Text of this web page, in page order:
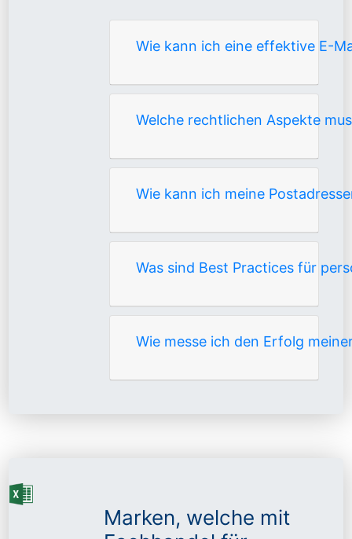
Wie kann ich eine effektive E-
Welche rechtlichen Aspekte
Wie kann ich meine
Was sind Best Practices für
Wie messe ich den Erfolg
Marken, welche mit